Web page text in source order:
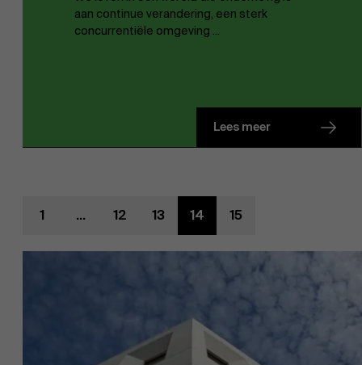
aan continue verandering, een sterk
concurrentiële omgeving ...
Lees meer
1 ... 12 13 14 15